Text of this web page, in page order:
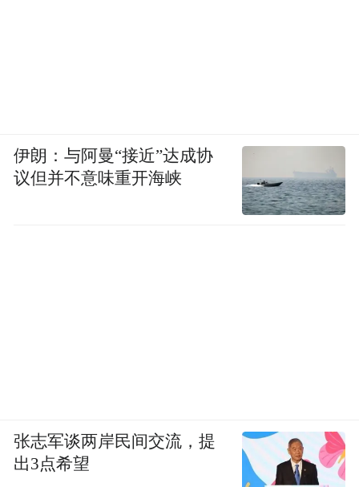
伊朗：与阿曼“接近”达成协
议但并不意味重开海峡
张志军谈两岸民间交流，提
出3点希望